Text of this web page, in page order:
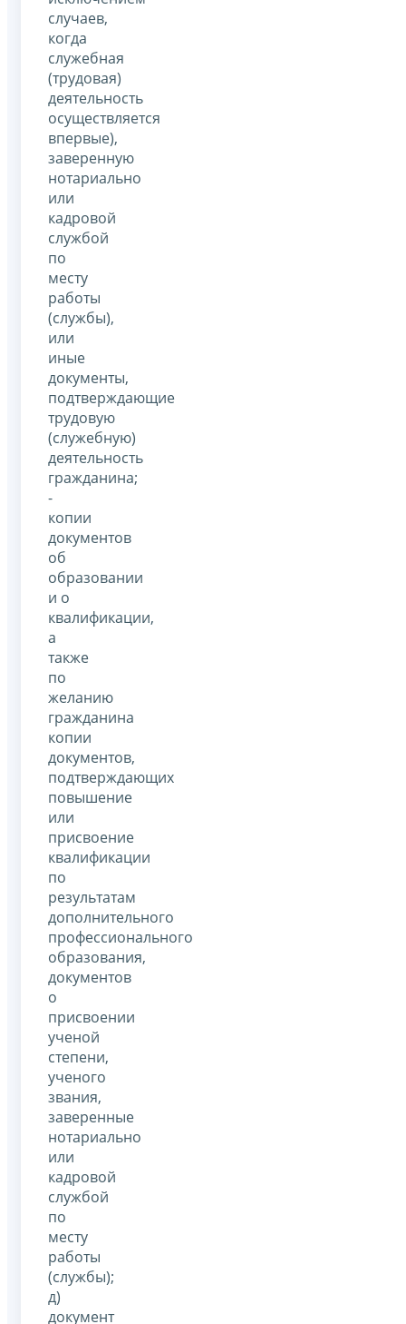
случаев,
когда
служебная
(трудовая)
деятельность
осуществляется
впервые),
заверенную
нотариально
или
кадровой
службой
по
месту
работы
(службы),
или
иные
документы,
подтверждающие
трудовую
(служебную)
деятельность
гражданина;
-
копии
документов
об
образовании
и о
квалификации,
а
также
по
желанию
гражданина
копии
документов,
подтверждающих
повышение
или
присвоение
квалификации
по
результатам
дополнительного
профессионального
образования,
документов
о
присвоении
ученой
степени,
ученого
звания,
заверенные
нотариально
или
кадровой
службой
по
месту
работы
(службы);
д)
документ